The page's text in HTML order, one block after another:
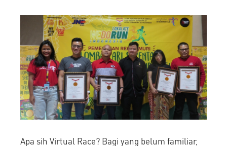
Apa sih Virtual Race? Bagi yang belum familiar,